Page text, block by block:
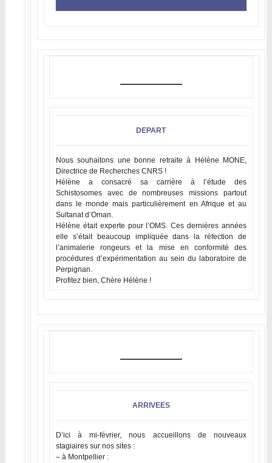
DEPART
Nous souhaitons une bonne retraite à Hélène MONE,
Directrice de Recherches CNRS !
Hélène a consacré sa carrière à l’étude des
Schistosomes avec de nombreuses missions partout
dans le monde mais particulièrement en Afrique et au
Sultanat d’Oman.
Hélène était experte pour l’OMS. Ces dernières années
elle s’était beaucoup impliquée dans la réfection de
l’animalerie rongeurs et la mise en conformité des
procédures d’expérimentation au sein du laboratoire de
Perpignan.
Profitez bien, Chère Hélène !
ARRIVEES
D’ici à mi-février, nous accueillons de nouveaux
stagiaires sur nos sites :
– à Montpellier :